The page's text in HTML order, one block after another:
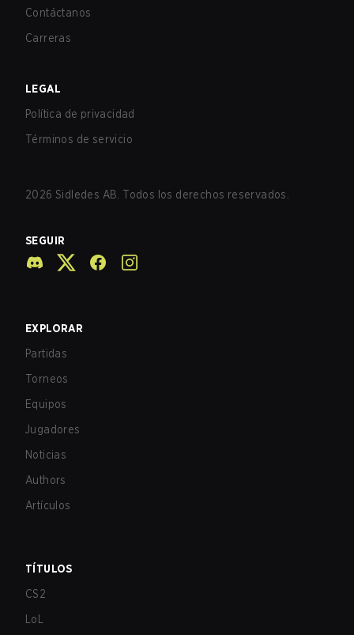
Contáctanos
Carreras
LEGAL
Política de privacidad
Términos de servicio
2026 Sidledes AB. Todos los derechos reservados.
SEGUIR
EXPLORAR
Partidas
Torneos
Equipos
Jugadores
Noticias
Authors
Artículos
TÍTULOS
CS2
LoL